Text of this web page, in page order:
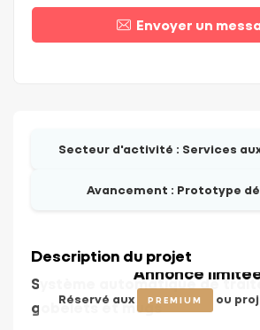
Envoyer un
Secteur d'activité : Services
Avancement : Prototype
Description du projet
Système automatique de
gobelets et mugs
Annonce
Réservé aux PREMIUM ou